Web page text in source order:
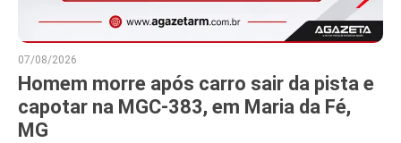
07/08/2026
Homem morre após carro sair da pista e
capotar na MGC-383, em Maria da Fé,
MG